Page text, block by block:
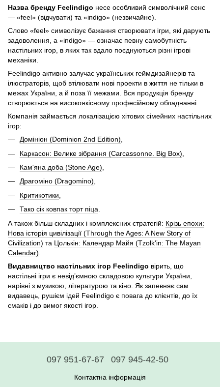
Назва бренду Feelindigo несе особливий символічний сенс
— «feel» (відчувати) та «indigo» (незвичайне).
Слово «feel» символізує бажання створювати ігри, які дарують
задоволення, а «indigo» — означає певну самобутність
настільних ігор, в яких так вдало поєднуються різні ігрові
механіки.
Feelindigo активно залучає українських геймдизайнерів та
ілюстраторів, щоб втілювати нові проекти в життя не тільки в
межах України, а й поза її межами. Вся продукція бренду
створюється на високоякісному професійному обладнанні.
Компанія займається локалізацією хітових сімейних настільних
ігор:
Домініон (Dominion 2nd Edition),
Каркасон: Велике зібрання (Carcassonne. Big Box)
Кам'яна доба (Stone Age)
Драгоміно (Dragomino),
Критикотики
Тако сік ковпак торт піца.
А також більш складних і комплексних стратегій: Крізь епохи:
Нова історія цивілізації (Through the Ages: A New Story of
Civilization) та Цолькін: Календар Майя (Tzolk'in: The Mayan
Calendar)
Видавництво настільних ігор Feelindigo вірить, що
настільні ігри є невід’ємною складовою культури України,
нарівні з музикою, літературою та кіно. Як запевняє сам
видавець, рушієм ідей Feelindigo є повага до клієнтів, до їх
смаків і до вимог якості ігор.
097 951-67-67 097 945-42-50
Контактна інформація